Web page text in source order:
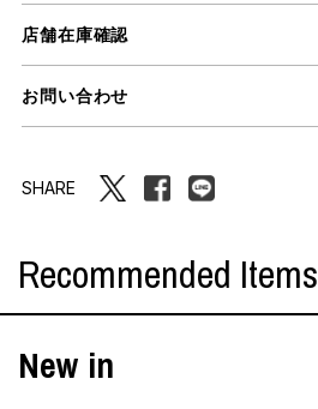
店舗在庫確認
お問い合わせ
SHARE
Recommended Items
New in